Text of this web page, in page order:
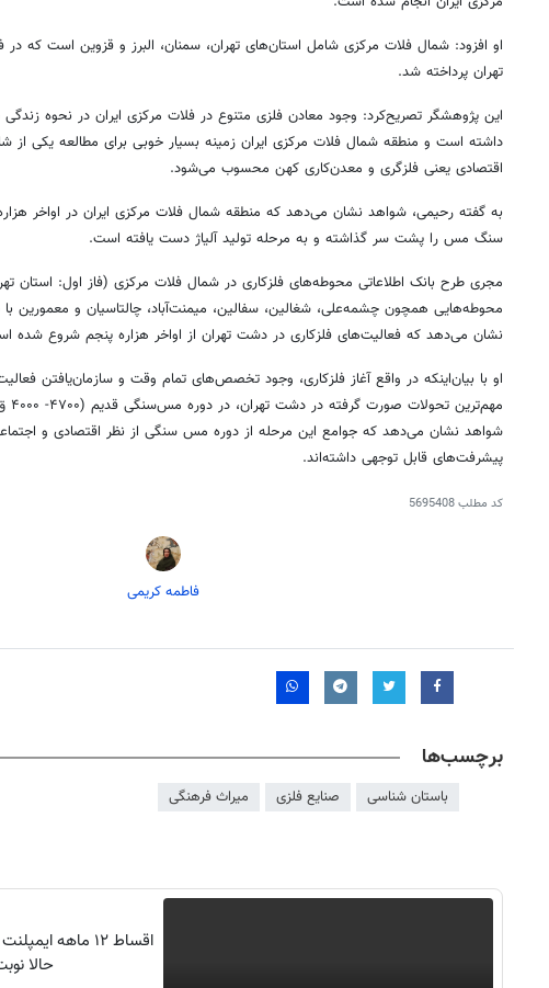
او افزود: شمال فلات مرکزی شامل استان‌های تهران، سمنان، البرز و قزوین است که در
تهران پرداخته شد.
این پژوهشگر تصریح‌کرد: وجود معادن فلزی متنوع در فلات مرکزی ایران در نحوه زندگی
داشته است و منطقه شمال فلات مرکزی ایران زمینه بسیار خوبی برای مطالعه یکی از
اقتصادی یعنی فلزگری و معدن‌کاری کهن محسوب می‌شود.
به گفته رحیمی، شواهد نشان می‌دهد که منطقه شمال فلات مرکزی ایران در اواخر
سنگ مس را پشت سر گذاشته و به مرحله تولید آلیاژ دست یافته است.
مجری طرح بانک اطلاعاتی محوطه‌های فلزکاری در شمال فلات مرکزی (فاز اول: استان
محوطه‌هایی همچون چشمه‌علی، شغالین، سفالین، میمنت‌آباد، چالتاسیان و معمورین
نشان می‌دهد که فعالیت‌های فلزکاری در دشت تهران از اواخر هزاره پنجم شروع شده
او با بیان‌اینکه در واقع آغاز فلزکاری، وجود تخصص‌های تمام وقت و سازمان‌یافتن
شواهد نشان می‌دهد که جوامع این مرحله از دوره مس سنگی از نظر اقتصادی و
پیشرفت‌های قابل توجهی داشته‌اند.
کد مطلب5695408
فاطمه کریمی
برچسب‌ها
باستان شناسی صنایع فلزی میراث فرهنگی
اقساط ۱۲ ماهه
حالا
روزنامه‌های صبح پنج‌شنبه ۱۵ مرداد ۱۴۰۵ روزنامه‌های